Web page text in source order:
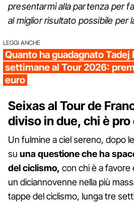
presentarmi alla partenza per
al miglior risultato possibile per
LEGGI ANCHE
Quanto ha guadagnato Tadej
settimane al Tour 2026:
euro
Seixas al Tour de
diviso in due, chi è
Un fulmine a ciel sereno, dopo
su una questione che ha
del ciclismo, con chi è a favore
un diciannovenne nella più
tappe del ciclismo, lunga tre